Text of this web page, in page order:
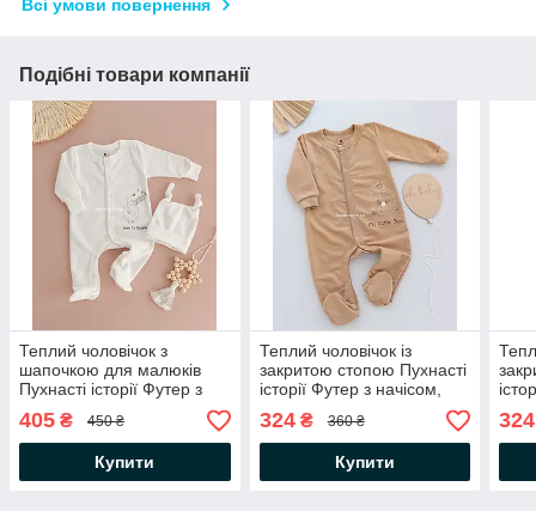
Всі умови повернення
Подібні товари компанії
Теплий чоловічок з
шапочкою для малюків
Пухнасті історії Футер з
начісом, молочний
405 ₴ 450 ₴
Купити
Теплий чоловічок із
закритою стопою Пухнасті
історії Футер з начісом,
кавовий
324₴ 360 ₴
Купити
324